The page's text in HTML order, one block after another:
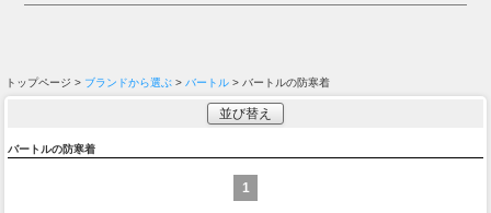
トップページ > ブランドから選ぶ > バートル > バートルの防寒着
並び替え
バートルの防寒着
1